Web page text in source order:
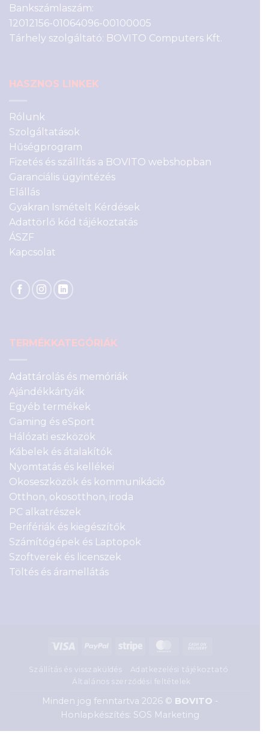
Bankszámlaszám:
12012156-01064096-00100005
Tárhely szolgáltató: BOVITO Computers Kft.
HASZNOS LINKEK
Rólunk
Szolgáltatások
Hűségprogram
Fizetés és szállítás a BOVITO webshopban
Garanciális ügyintézés
Elállás
Gyakran Ismételt Kérdések
Adattörlő kód tájékoztatás
ÁSZF
Kapcsolat
TERMÉKKATEGÓRIÁK
Adattárolás és memóriák
Ajándékkártyák
Egyéb termékek
Gaming és eSport
Hálózati eszközök
Kábelek és átalakítók
Nyomtatás és kellékei
Okoseszközök és kommunikáció
Otthon, okosotthon, iroda
PC alkatrészek
Perifériák és kiegészítők
Számítógépek és Laptopok
Szoftverek és licenszek
Töltés és áramellátás
Visa PayPal Stripe MasterCard
Delivery
Szállítás és visszaküldés
Adatkezelési tájékoztató
Általános szerződési feltételek
Minden jog fenntartva 2026 © BOVITO -
Honlapkészítés: SOS Marketing